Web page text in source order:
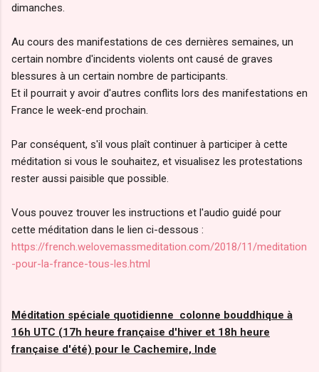
dimanches.
Au cours des manifestations de ces dernières semaines, un
certain nombre d'incidents violents ont causé de graves
blessures à un certain nombre de participants.
Et il pourrait y avoir d'autres conflits lors des manifestations en
France le week-end prochain.
Par conséquent, s'il vous plaît continuer à participer à cette
méditation si vous le souhaitez, et visualisez les protestations
rester aussi paisible que possible.
Vous pouvez trouver les instructions et l'audio guidé pour
cette méditation dans le lien ci-dessous :
https://french.welovemassmeditation.com/2018/11/meditation
-pour-la-france-tous-les.html
Méditation spéciale quotidienne colonne bouddhique à
16h UTC (17h heure française d'hiver et 18h heure
française d'été) pour le Cachemire, Inde